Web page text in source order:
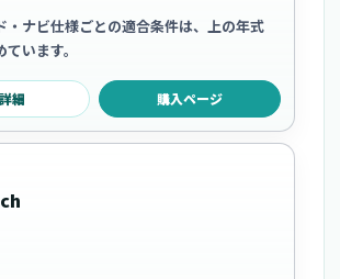
・ナビ仕様ごとの適合条件は、上の年式
います。
細 購入ページ